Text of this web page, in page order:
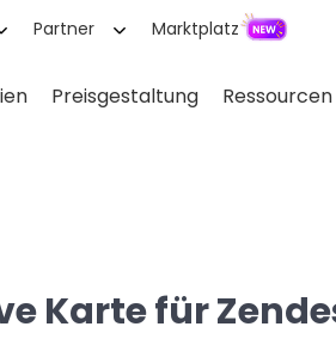
Partner Marktplatz
Preisgestaltung Ressourcen
Karte für